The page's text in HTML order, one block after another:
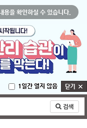
용을 확인하실 수 있습니다.
1일간 열지 않음